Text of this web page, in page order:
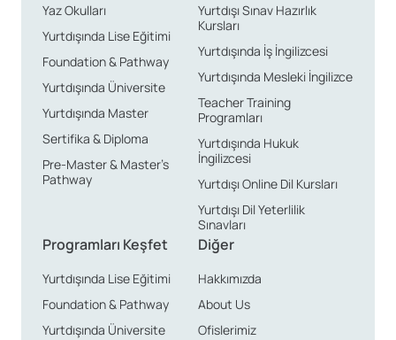
sağlamaktadır.
Eğitim Ücretleri ve Burslar
Devlet Üniversiteleri Ücret
Aralıkları
Devlet üniversitelerinde yıllık eğitim ücretleri genellikle
900 ila 2300 Euro arasında değişmektedir. Bu, diğer
Avrupa ülkelerine kıyasla oldukça cazip bir fiyat
aralığıdır. Ayrıca, okul ücretlerinin aile gelirine göre
belirlendiği sistem sayesinde daha düşük maliyetlerle
eğitim alabilmek mümkündür.
Yaz Okulları
Yurtdışında Lise Eğitimi
Foundation & Pathway
Yurtdışında Üniversite
Yurtdışında Master
Sertifika & Diploma
Pre-Master & Master’s
Pathway
Yurtdışı Sınav Hazırlık
Kursları
Yurtdışında İş İngilizcesi
Yurtdışında Mesleki İngilizce
Teacher Training
Programları
Yurtdışında Hukuk
İngilizcesi
Yurtdışı Online Dil Kursları
Yurtdışı Dil Yeterlilik
Sınavları
Programları Keşfet
Yurtdışında Lise Eğitimi
Foundation & Pathway
Yurtdışında Üniversite
Diğer
Hakkımızda
About Us
Ofislerimiz